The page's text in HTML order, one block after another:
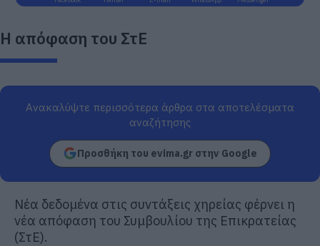
Η απόφαση του ΣτΕ
Ανακαλύψτε περισσότερα άρθρα στα αποτελέσματα
αναζήτησης
Προσθήκη του evima.gr στην Google
Νέα δεδομένα στις συντάξεις χηρείας φέρνει η
νέα απόφαση του Συμβουλίου της Επικρατείας
(ΣτΕ).